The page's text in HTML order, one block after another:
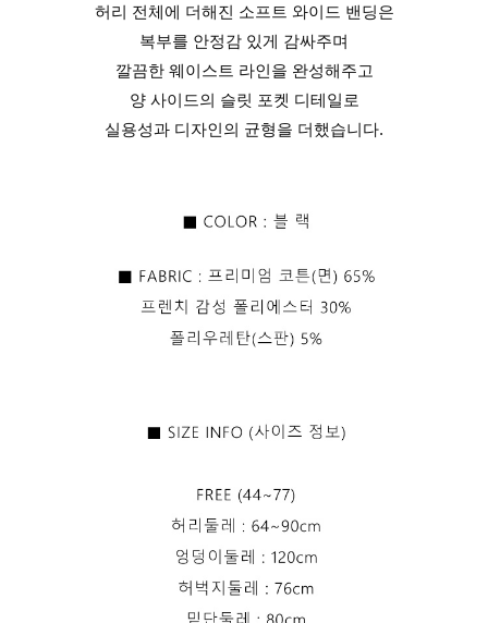
허리 전체에 더해진 소프트 와이드 밴딩은
복부를 안정감 있게 감싸주며
깔끔한 웨이스트 라인을 완성해주고
양 사이드의 슬릿 포켓 디테일로